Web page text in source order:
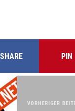
SHARE PIN
VORHERIGER